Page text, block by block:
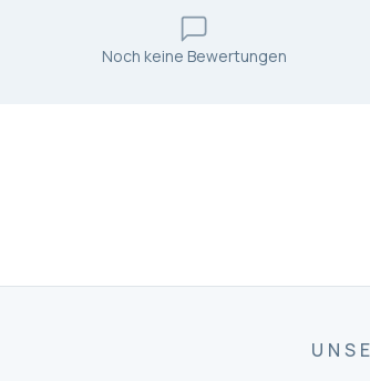
Noch keine Bewertungen